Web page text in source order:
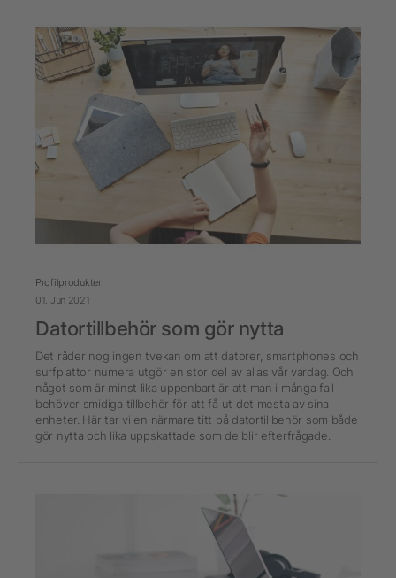
Profilprodukter
01. Jun 2021
Datortillbehör som gör nytta
Det råder nog ingen tvekan om att datorer, smartphones och
surfplattor numera utgör en stor del av allas vår vardag. Och
något som är minst lika uppenbart är att man i många fall
behöver smidiga tillbehör för att få ut det mesta av sina
enheter. Här tar vi en närmare titt på datortillbehör som både
gör nytta och lika uppskattade som de blir efterfrågade.